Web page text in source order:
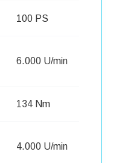
100 PS
6.000 U/min
134 Nm
4.000 U/min